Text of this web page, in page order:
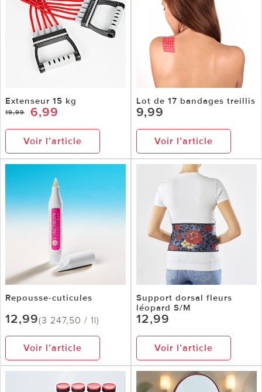
Extenseur 15 kg
19,99 6,99
Voir l’article
Lot de 17 bandages treillis
9,99
Voir l’article
Repousse-cuticules
12,99(3 247,50 / 1l)
Voir l’article
Support dorsal fleurs
léopard S/M
12,99
Voir l’article